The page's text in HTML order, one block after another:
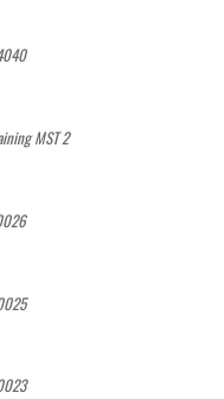
MST 2